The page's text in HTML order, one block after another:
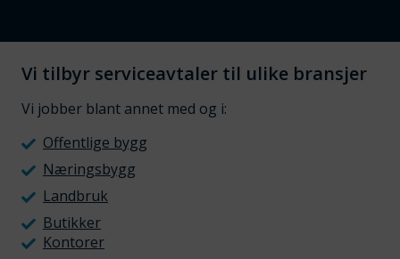
Vi tilbyr serviceavtaler til ulike bransjer
Vi jobber blant annet med og i:
Offentlige bygg
Næringsbygg
Landbruk
Butikker
Kontorer